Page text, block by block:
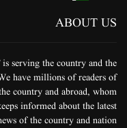
ABOUT US
serving the country and the
have millions of readers of
country and abroad, whom
informed about the latest
of the country and nation.